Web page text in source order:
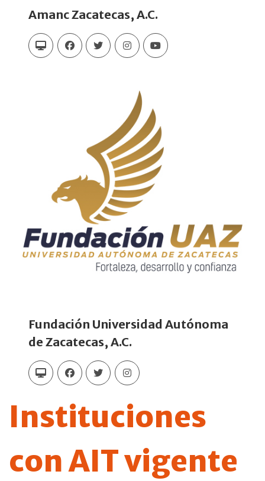
Amanc Zacatecas, A.C.
Fundación Universidad Autónoma
de Zacatecas, A.C.
Instituciones
con AIT vigente